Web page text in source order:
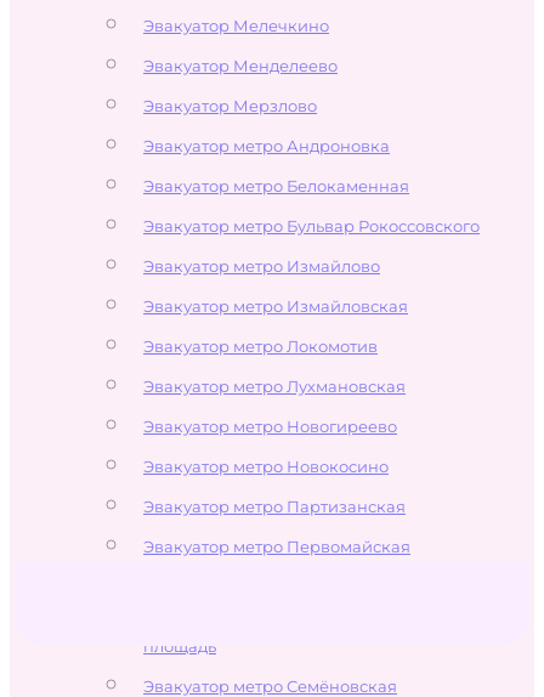
Эвакуатор Мелечкино
Эвакуатор Менделеево
Эвакуатор Мерзлово
Эвакуатор метро Андроновка
Эвакуатор метро Белокаменная
Эвакуатор метро Бульвар Рокоссовского
Эвакуатор метро Измайлово
Эвакуатор метро Измайловская
Эвакуатор метро Локомотив
Эвакуатор метро Лухмановская
Эвакуатор метро Новогиреево
Эвакуатор метро Новокосино
Эвакуатор метро Партизанская
Эвакуатор метро Первомайская
площадь
Эвакуатор метро Семёновская